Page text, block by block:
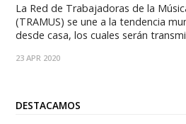
La Red de Trabajadoras de la
(TRAMUS) se une a la tendencia
desde casa, los cuales serán
Chile. Debido a la contingencia
23 APR 2020
DESTACAMOS